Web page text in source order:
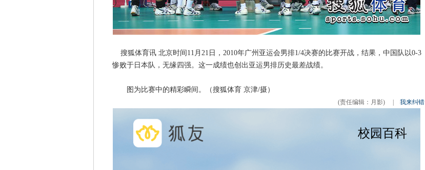
搜狐体育讯 北京时间11月21日，2010年广州亚运会男排1/4决赛的比赛开战，结果，中国队以0-3
惨败于日本队，无缘四强。这一成绩也创出亚运男排历史最差战绩。
图为比赛中的精彩瞬间。（搜狐体育 京津/摄）
(责任编辑：月影) 我来纠错